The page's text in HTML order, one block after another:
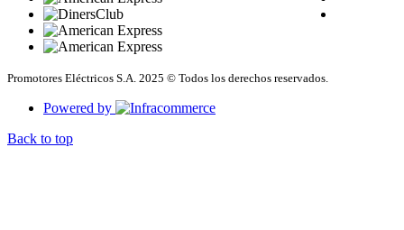
Promotores Eléctricos S.A. 2025 © Todos los derechos reservados.
Powered by
Back to top